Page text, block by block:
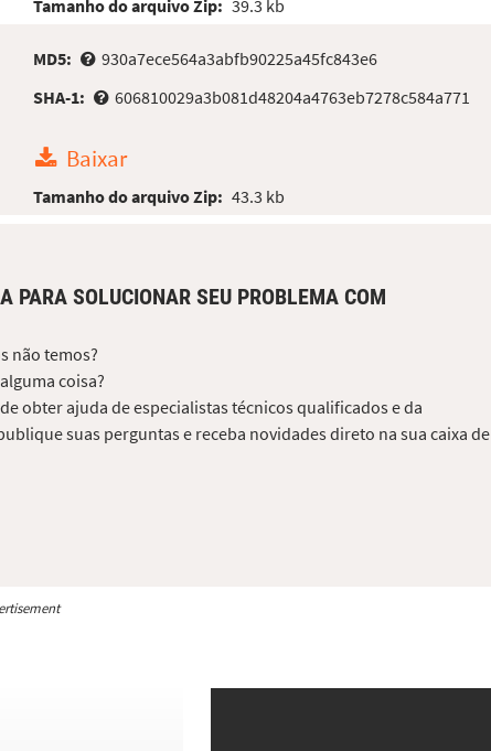
Tamanho do arquivo Zip: 39.3 kb
MD5:
930a7ece564a3abfb90225a45fc843e6
SHA-1:
606810029a3b081d48204a4763eb7278c584a771
Baixar
Tamanho do arquivo Zip: 43.3 kb
PARA SOLUCIONAR SEU PROBLEMA COM
não temos?
coisa?
obter ajuda de especialistas técnicos qualificados e da
suas perguntas e receba novidades direto na sua caixa de